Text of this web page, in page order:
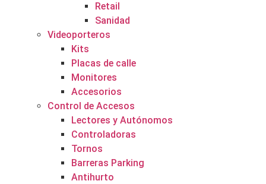
Retail
Sanidad
Videoporteros
Kits
Placas de calle
Monitores
Accesorios
Control de Accesos
Lectores y Autónomos
Controladoras
Tornos
Barreras Parking
Antihurto